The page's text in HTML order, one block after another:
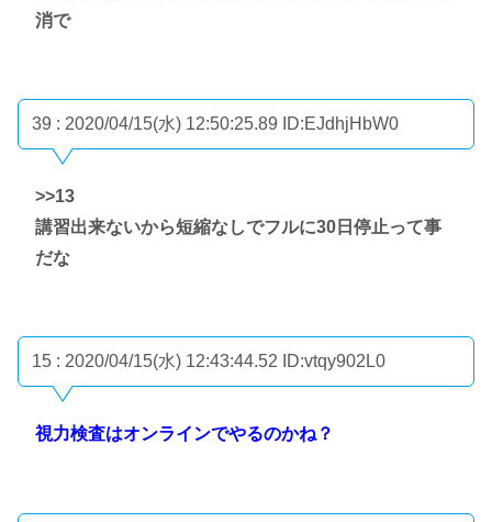
消で
39 : 2020/04/15(水) 12:50:25.89 ID:EJdhjHbW0
>>13
講習出来ないから短縮なしでフルに30日停止って事
だな
15 : 2020/04/15(水) 12:43:44.52 ID:vtqy902L0
視力検査はオンラインでやるのかね？